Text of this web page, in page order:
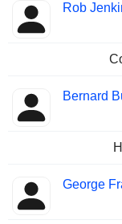
Rob
Bernard
George